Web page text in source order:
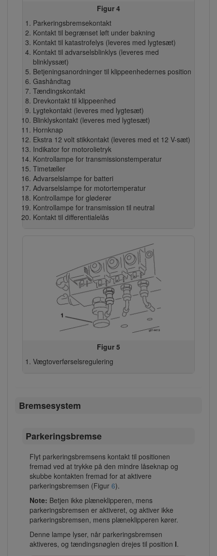
Figur 4
Parkeringsbremsekontakt
Kontakt til begrænset løft under bakning
Kontakt til katastrofelys (leveres med lygtesæt)
Kontakt til advarselsblinklys (leveres med
blinklyssæt)
Betjeningsanordninger til klippeenhedernes position
Gashåndtag
Tændingskontakt
Drevkontakt til klippeenhed
Lygtekontakt (leveres med lygtesæt)
Blinklyskontakt (leveres med lygtesæt)
Hornknap
Ekstra 12 volt stikkontakt (leveres med et 12 V-sæt)
Indikator for motorolietryk
Kontrollampe for transmissionstemperatur
Timetæller
Advarselslampe for batteri
Advarselslampe for motortemperatur
Kontrollampe for gløderør
Kontrollampe for transmission til neutral
Kontakt til differentialelås
Figur 5
Vægtoverførselsregulering
Bremsesystem
Parkeringsbremse
Flyt parkeringsbremsens kontakt til positionen
fremad ved at trykke på den mindre låseknap og
skubbe kontakten fremad for at aktivere
parkeringsbremsen (Figur 6).
Note: Betjen ikke plæneklipperen, mens
parkeringsbremsen er aktiveret, og aktiver ikke
parkeringsbremsen, mens plæneklipperen kører.
Denne lampe lyser, når parkeringsbremsen
aktiveres, og tændingsnøglen drejes til position I.